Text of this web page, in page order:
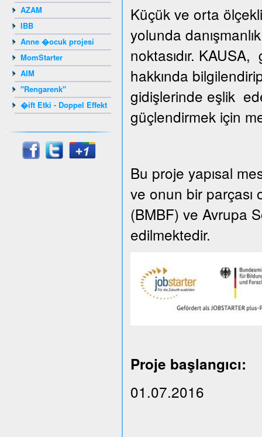
AZAM
IBB
Anne �ocuk projesi
MomStarter
AIM
"Rengarenk"
�ift Etki - Doppel Effekt
Küçük ve orta
yolunda
noktasıdır.
hakkında
gidişlerinde eşlik
güçlendirmek için
Bu proje yapısal
ve onun bir parçası
(BMBF) ve Avrupa
edilmektedir.
Proje başlangıcı:
01.07.2016